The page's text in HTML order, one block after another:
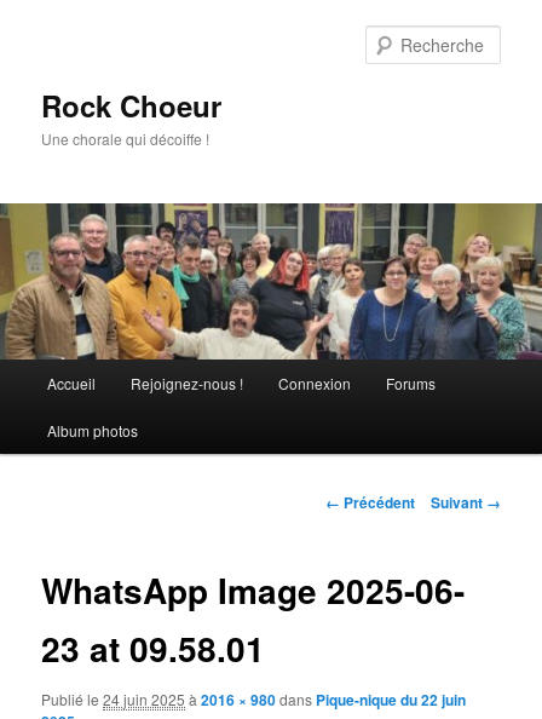
Rock Choeur
Une chorale qui décoiffe !
principal
Accueil Rejoignez-nous ! Connexion Forums
Album photos
Navigation
← Précédent Suivant →
WhatsApp Image 2025-06-
23 at 09.58.01
Publié le24 juin 2025 à2016 × 980dans Pique-nique du 22 juin